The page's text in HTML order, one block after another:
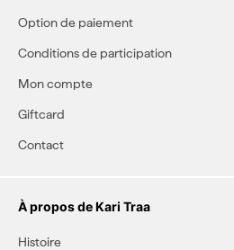
Option de paiement
Conditions de participation
Mon compte
Giftcard
Contact
À propos de Kari Traa
Histoire